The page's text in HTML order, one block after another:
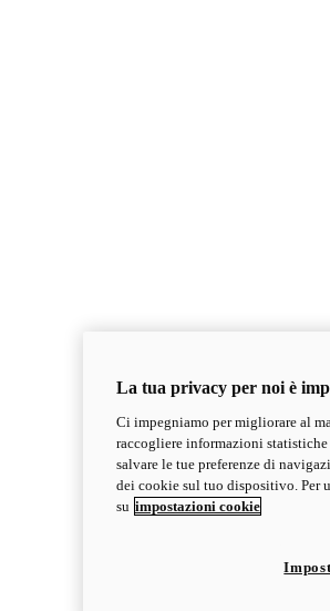
La tua privacy per noi è
Ci impegniamo per migliorare al
raccogliere informazioni
salvare le tue preferenze di
dei cookie sul tuo dispositivo. Per
su impostazioni cookie